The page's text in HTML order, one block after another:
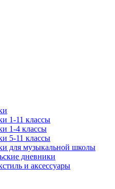
1-11 классы
1-4 классы
5-11 классы
для музыкальной школы
дневники
и аксессуары